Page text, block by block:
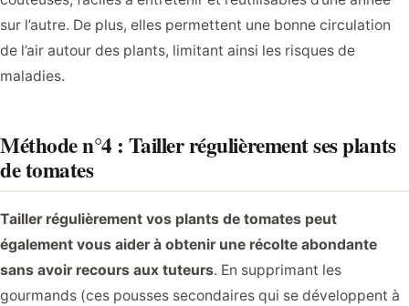
sur l’autre. De plus, elles permettent une bonne circulation
de l’air autour des plants, limitant ainsi les risques de
maladies.
Méthode n°4 : Tailler régulièrement ses plants
de tomates
Tailler régulièrement vos plants de tomates peut
également vous aider à obtenir une récolte abondante
sans avoir recours aux tuteurs. En supprimant les
gourmands (ces pousses secondaires qui se développent à